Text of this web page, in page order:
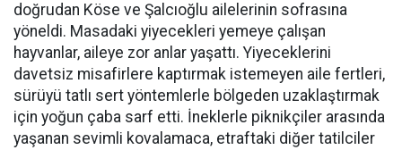
doğrudan Köse ve Şalcıoğlu ailelerinin sofrasına
yöneldi. Masadaki yiyecekleri yemeye çalışan
hayvanlar, aileye zor anlar yaşattı. Yiyeceklerini
davetsiz misafirlere kaptırmak istemeyen aile fertleri,
sürüyü tatlı sert yöntemlerle bölgeden uzaklaştırmak
için yoğun çaba sarf etti. İneklerle piknikçiler arasında
yaşanan sevimli kovalamaca, etraftaki diğer tatilciler